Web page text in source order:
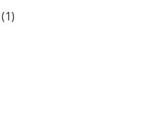
11